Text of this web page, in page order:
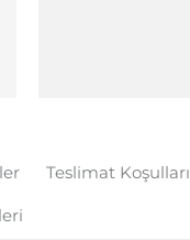
Teslimat Koşulları